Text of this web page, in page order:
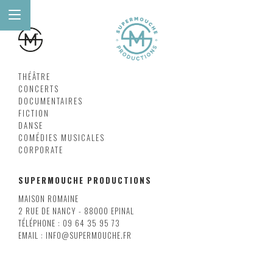
THÉÂTRE
CONCERTS
DOCUMENTAIRES
FICTION
DANSE
COMÉDIES MUSICALES
CORPORATE
SUPERMOUCHE PRODUCTIONS
MAISON ROMAINE
2 RUE DE NANCY - 88000 EPINAL
TÉLÉPHONE : 09 64 35 95 73
EMAIL : INFO@SUPERMOUCHE.FR